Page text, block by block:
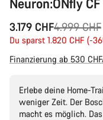
3.179 CHF
Ursprungspreis
4.999 CHF
Du sparst 1.820 CHF (-
Finanzierung ab 530
Erlebe deine Home-
weniger Zeit. Der
macht es möglich.